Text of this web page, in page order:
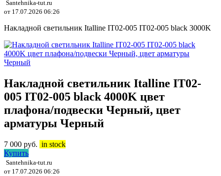
Santehnika-tut.ru
от 17.07.2026 06:26
Накладной светильник Italline IT02-005 IT02-005 black 3000K
Накладной светильник Italline IT02-
005 IT02-005 black 4000K цвет
плафона/подвески Черный, цвет
арматуры Черный
7 000 руб. in stock
Купить
Santehnika-tut.ru
от 17.07.2026 06:26